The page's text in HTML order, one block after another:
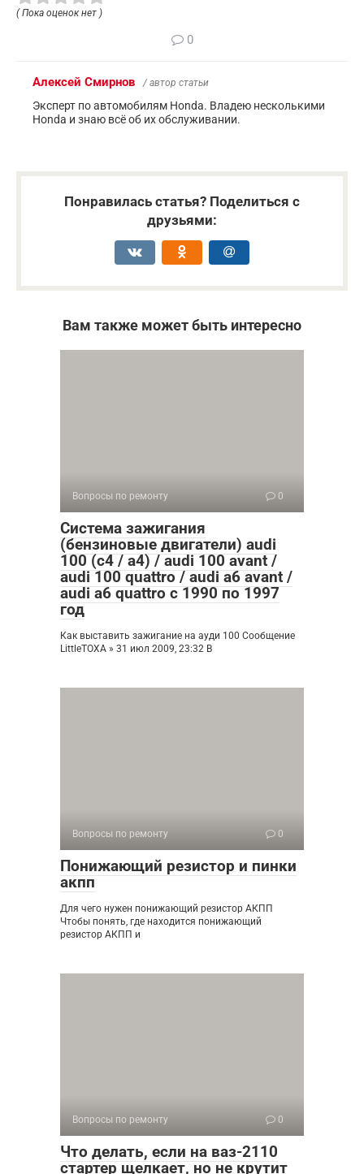
( Пока оценок нет )
0
Алексей Смирнов / автор статьи
Эксперт по автомобилям Honda. Владею несколькими
Honda и знаю всё об их обслуживании.
Понравилась статья? Поделиться с
друзьями:
Вам также может быть интересно
Вопросы по ремонту 0
Система зажигания
(бензиновые двигатели) audi
100 (c4 / a4) / audi 100 avant /
audi 100 quattro / audi a6 avant /
audi a6 quattro с 1990 по 1997
год
Как выставить зажигание на ауди 100 Сообщение
LittleTOXA » 31 июл 2009, 23:32 В
Вопросы по ремонту 0
Понижающий резистор и пинки
акпп
Для чего нужен понижающий резистор АКПП
Чтобы понять, где находится понижающий
резистор АКПП и
Вопросы по ремонту 0
Что делать, если на ваз-2110
стартер щелкает, но не крутит